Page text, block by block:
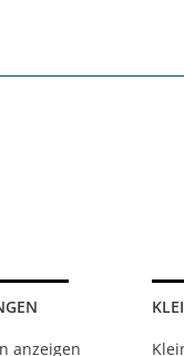
anzeigen